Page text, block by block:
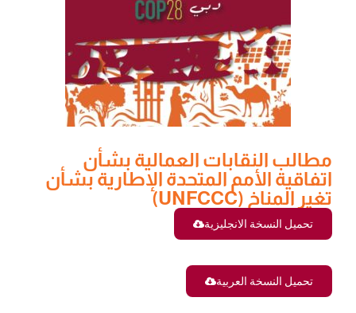
مطالب النقابات العمالية بشأن
اتفاقية الأمم المتحدة الإطارية بشأن
تغير المناخ (UNFCCC)
تحميل النسخة الانجليزية
تحميل النسخة العربية